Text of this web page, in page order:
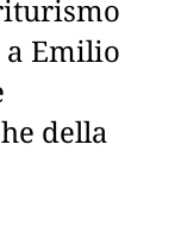
a Emilio
della